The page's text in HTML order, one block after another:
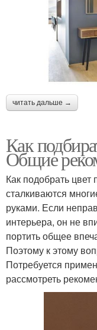
читать дальше →
Как
Общие
Как подобрать
сталкиваются
руками. Если
интерьера, он не
портить общее
Поэтому к этому
Потребуется
рассмотреть